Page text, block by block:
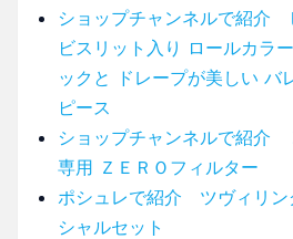
ショップチャンネルで紹介
ビスリット入り ロールカラ
ックと ドレープが美しい バ
ピース
ショップチャンネルで紹介
専用 ＺＥＲＯフィルター
ポシュレで紹介 ツヴィリン
シャルセット